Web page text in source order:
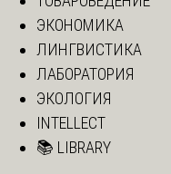
ЭКОНОМИКА
ЛИНГВИСТИКА
ЛАБОРАТОРИЯ
ЭКОЛОГИЯ
INTELLECT
📚 LIBRARY